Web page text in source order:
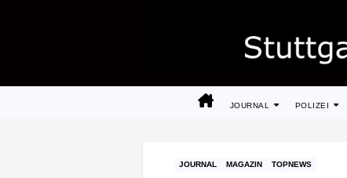
JOURNAL POLIZEI
JOURNAL MAGAZIN TOPNEWS